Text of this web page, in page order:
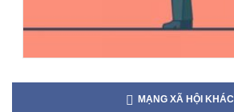
MẠNG XÃ HỘI KHÁC